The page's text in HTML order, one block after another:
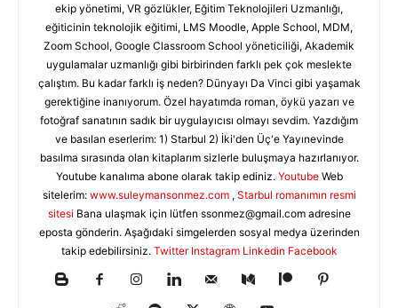
ekip yönetimi, VR gözlükler, Eğitim Teknolojileri Uzmanlığı,
eğiticinin teknolojik eğitimi, LMS Moodle, Apple School, MDM,
Zoom School, Google Classroom School yöneticiliği, Akademik
uygulamalar uzmanlığı gibi birbirinden farklı pek çok meslekte
çalıştım. Bu kadar farklı iş neden? Dünyayı Da Vinci gibi yaşamak
gerektiğine inanıyorum. Özel hayatımda roman, öykü yazarı ve
fotoğraf sanatının sadık bir uygulayıcısı olmayı sevdim. Yazdığım
ve basılan eserlerim: 1) Starbul 2) İki'den Üç'e Yayınevinde
basılma sırasında olan kitaplarım sizlerle buluşmaya hazırlanıyor.
Youtube kanalıma abone olarak takip ediniz. YoutubeWeb
sitelerim: www.suleymansonmez.com , Starbul romanımın resmi
sitesi Bana ulaşmak için lütfen ssonmez@gmail.comadresine
eposta gönderin. Aşağıdaki simgelerden sosyal medya üzerinden
takip edebilirsiniz. Twitter Instagram Linkedin Facebook